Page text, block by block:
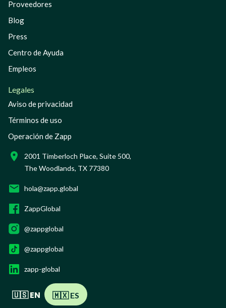
Proveedores
Blog
Press
Centro de Ayuda
Empleos
Legales
Aviso de privacidad
Términos de uso
Operación de Zapp
2001 Timberloch Place, Suite 500,
The Woodlands, TX 77380
hola@zapp.global
ZappGlobal
@zappglobal
@zappglobal
zapp-global
🇺🇸 EN 🇲🇽 ES